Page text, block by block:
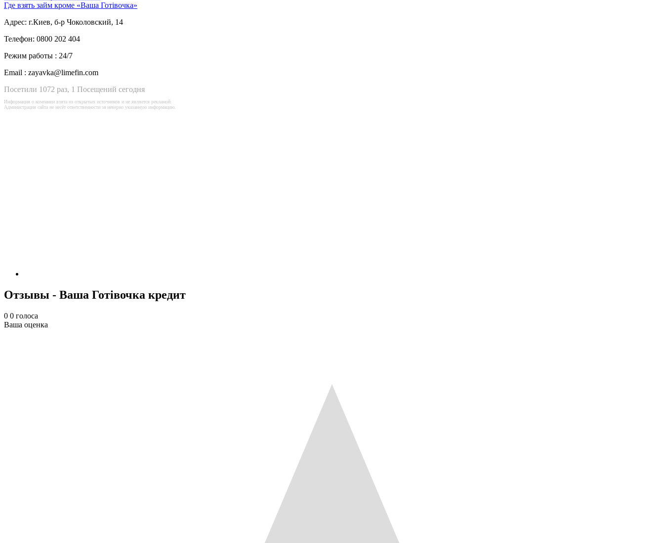
Где взять займ кроме «Ваша Готівочка»
Адрес: г.Киев, б-р Чоколовский, 14
Телефон: 0800 202 404
Режим работы : 24/7
Email : zayavka@limefin.com
Посетили 1072 раз, 1 Посещений сегодня
Информация о компании взята из открытых источников и не является рекламой.
Администрация сайта не несёт ответственности за неверно указанную информацию.
Отзывы - Ваша Готівочка кредит
0 0 голоса
Ваша оценка